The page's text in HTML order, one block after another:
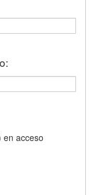
en acceso